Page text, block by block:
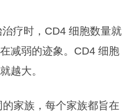
疗时，CD4 细胞数量就
减弱的迹象。CD4 细胞
越大。
家族，每个家族都旨在